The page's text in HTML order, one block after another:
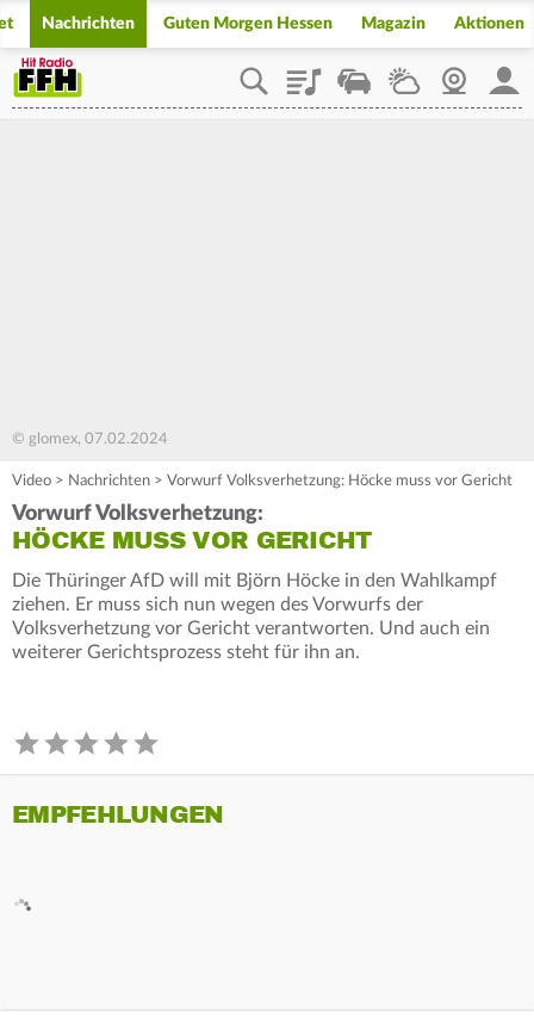
Nachrichten Guten Morgen Hessen Magazin Aktionen
PlaylistStaupilotWetterWebcam
© glomex, 07.02.2024
Video > Nachrichten > Vorwurf Volksverhetzung: Höcke muss vor Gericht
Vorwurf Volksverhetzung:
HÖCKE MUSS VOR GERICHT
Die Thüringer AfD will mit Björn Höcke in den Wahlkampf
ziehen. Er muss sich nun wegen des Vorwurfs der
Volksverhetzung vor Gericht verantworten. Und auch ein
weiterer Gerichtsprozess steht für ihn an.
EMPFEHLUNGEN